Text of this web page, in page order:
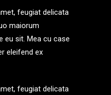
feugiat delicata
maiorum
eu sit. Mea cu case
eleifend ex
feugiat delicata